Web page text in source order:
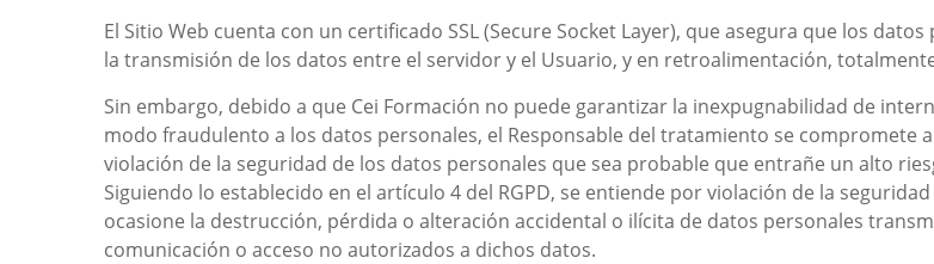
El Sitio Web cuenta con un certificado SSL (Secure Socket Layer), que asegura que los
la transmisión de los datos entre el servidor y el Usuario, y en retroalimentación,
Sin embargo, debido a que Cei Formación no puede garantizar la inexpugnabilidad de
modo fraudulento a los datos personales, el Responsable del tratamiento se
violación de la seguridad de los datos personales que sea probable que entrañe un alto
Siguiendo lo establecido en el artículo 4 del RGPD, se entiende por violación de la
ocasione la destrucción, pérdida o alteración accidental o ilícita de datos personales
comunicación o acceso no autorizados a dichos datos.